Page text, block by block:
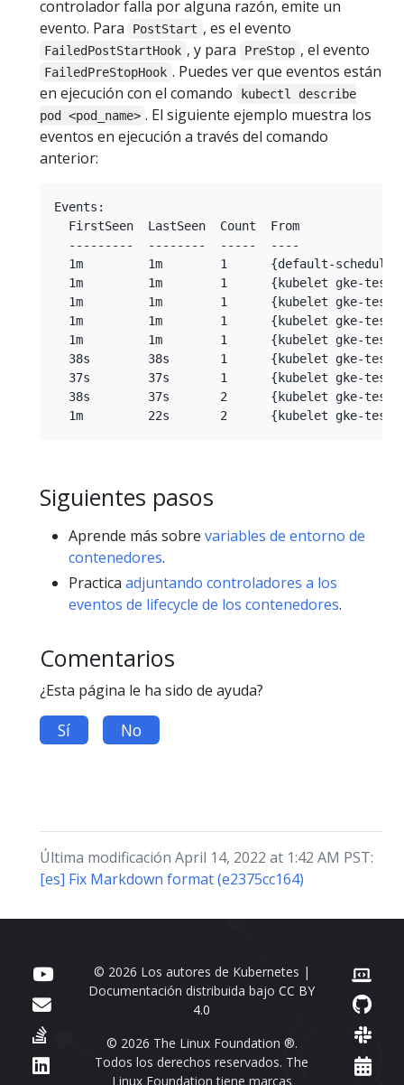
controlador falla por alguna razón, emite un
evento. Para
PostStart , es el evento
FailedPostStartHook , y para PreStop , el evento
FailedPreStopHook . Puedes ver que eventos están
en ejecución con el comando
kubectl describe
pod <pod_name> . El siguiente ejemplo muestra los
eventos en ejecución a través del comando
anterior:
Events:
FirstSeen  LastSeen  Count  From
---------  --------  -----  ----
1m         1m        1      {default-
1m         1m        1      {kubelet gke-
1m         1m        1      {kubelet gke-
1m         1m        1      {kubelet gke-
1m         1m        1      {kubelet gke-
38s        38s       1      {kubelet gke-
37s        37s       1      {kubelet gke-
38s        37s       2      {kubelet gke-
Siguientes pasos
Aprende más sobre variables de entorno de
contenedores.
Practica adjuntando controladores a los
eventos de lifecycle de los contenedores.
Comentarios
¿Esta página le ha sido de ayuda?
Sí No
Última modificación April 14, 2022 at 1:42 AM PST:
[es] Fix Markdown format (e2375cc164)
© 2026 Los autores de Kubernetes |
Documentación distribuida bajoCC BY
4.0
© 2026 The Linux Foundation ®.
Todos los derechos reservados. The
Linux Foundation tiene marcas